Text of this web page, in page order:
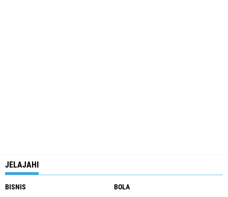
JELAJAHI
BISNIS
BOLA